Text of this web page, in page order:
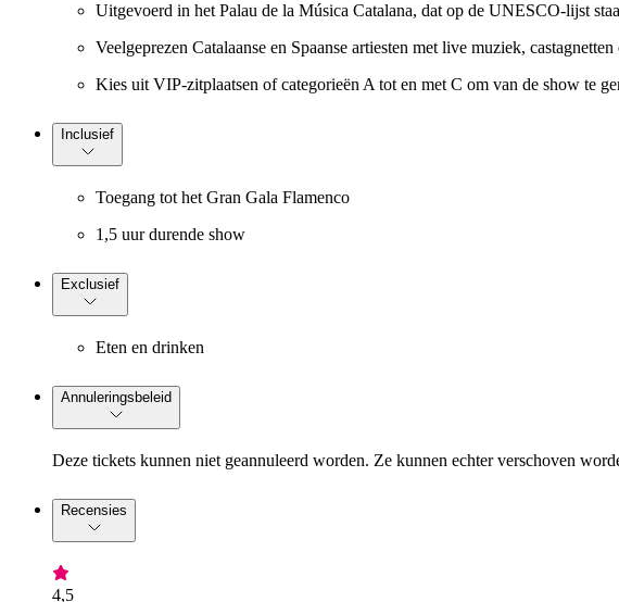
Uitgevoerd in het Palau de la Música Catalana, dat op de UNESCO-lijst
Veelgeprezen Catalaanse en Spaanse artiesten met live muziek,
Kies uit VIP-zitplaatsen of categorieën A tot en met C om van de show te
Inclusief
Toegang tot het Gran Gala Flamenco
1,5 uur durende show
Exclusief
Eten en drinken
Annuleringsbeleid
Deze tickets kunnen niet geannuleerd worden. Ze kunnen echter verschoven
Recensies
4,5